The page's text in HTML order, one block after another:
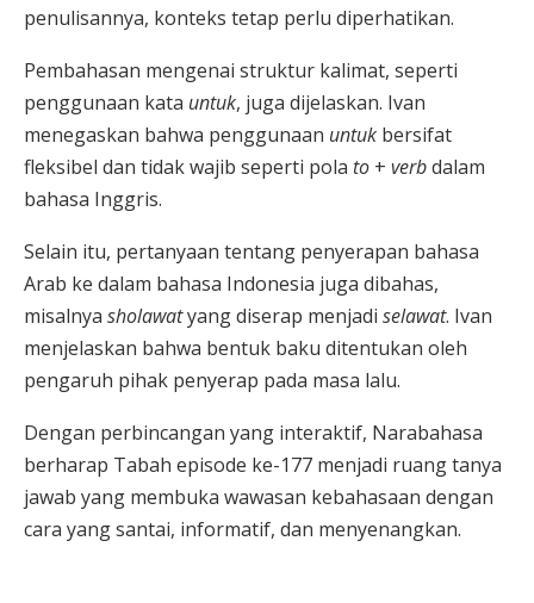
penulisannya, konteks tetap perlu diperhatikan.
Pembahasan mengenai struktur kalimat, seperti
penggunaan kata untuk, juga dijelaskan. Ivan
menegaskan bahwa penggunaan untuk bersifat
fleksibel dan tidak wajib seperti pola to + verbdalam
bahasa Inggris.
Selain itu, pertanyaan tentang penyerapan bahasa
Arab ke dalam bahasa Indonesia juga dibahas,
misalnya sholawatyang diserap menjadi selawat. Ivan
menjelaskan bahwa bentuk baku ditentukan oleh
pengaruh pihak penyerap pada masa lalu.
Dengan perbincangan yang interaktif, Narabahasa
berharap Tabah episode ke-177 menjadi ruang tanya
jawab yang membuka wawasan kebahasaan dengan
cara yang santai, informatif, dan menyenangkan.